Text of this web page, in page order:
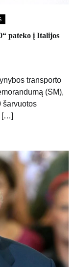
pateko į Italijos
transporto
(SM),
šarvuotos
[…]